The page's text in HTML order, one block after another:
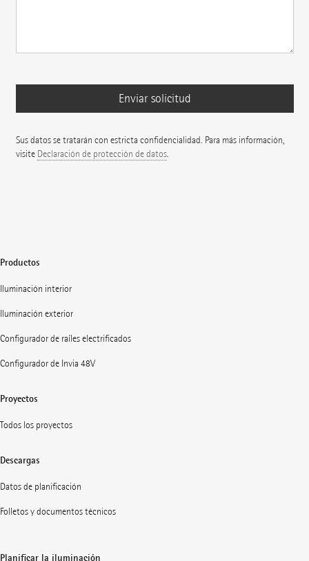
Sus datos se tratarán con estricta confidencialidad. Para más información,
visite Declaración de protección de datos.
Productos
Iluminación interior
Iluminación exterior
Configurador de raíles electrificados
Configurador de Invia 48V
Proyectos
Todos los proyectos
Descargas
Datos de planificación
Folletos y documentos técnicos
Planificar la iluminación